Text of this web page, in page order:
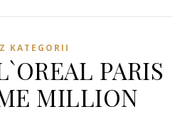
KATEGORII
PARIS
MILLION